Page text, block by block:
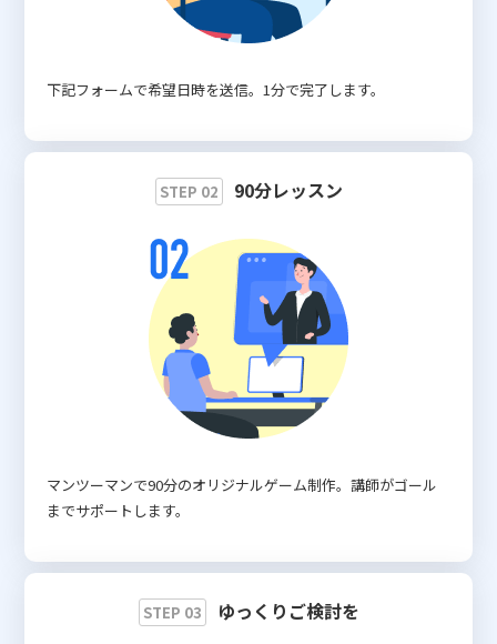
下記フォームで希望日時を送信。1分で完了します。
STEP 02 90分レッスン
マンツーマンで90分のオリジナルゲーム制作。講師がゴール
までサポートします。
STEP 03 ゆっくりご検討を